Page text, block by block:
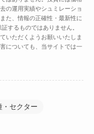
の運用実績やシュミレーショ
た、情報の正確性・最新性に
するものではありません。
いただくようお願いいたしま
についても、当サイトでは一
・セクター